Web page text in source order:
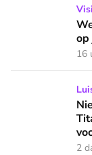
Welke
op
16
Nieuwe EO-
2